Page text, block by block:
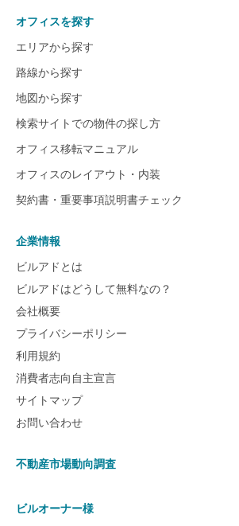
オフィスを探す
エリアから探す
路線から探す
地図から探す
検索サイトでの物件の探し方
オフィス移転マニュアル
オフィスのレイアウト・内装
契約書・重要事項説明書チェック
企業情報
ビルアドとは
ビルアドはどうして無料なの？
会社概要
プライバシーポリシー
利用規約
消費者志向自主宣言
サイトマップ
お問い合わせ
不動産市場動向調査
ビルオーナー様